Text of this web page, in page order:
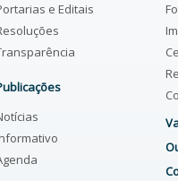
e Editais